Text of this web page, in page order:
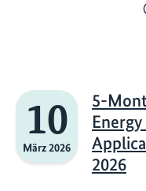
10
März 2026
5-
2026